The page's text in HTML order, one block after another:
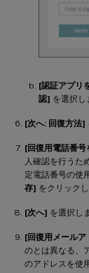
[認証アプリ
認] を選択し
[次へ: 回復方法]
[回復用電話番号
人確認を行うた
定電話番号の使
存] をクリックし
[次へ] を選択し
[回復用メール
のとは異なる、
のアドレスを使